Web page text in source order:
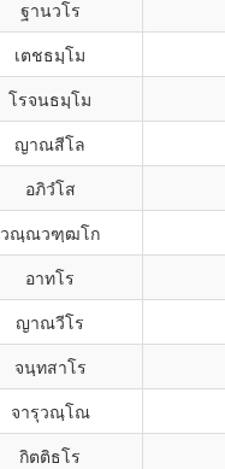
ฐานวโร
เตชธมฺโม
โรจนธมฺโม
ญาณสีโล
อภิวํโส
วณฺณวฑฺฒโก
อาทโร
ญาณวีโร
จนฺทสาโร
จารุวณฺโณ
กิตติธโร